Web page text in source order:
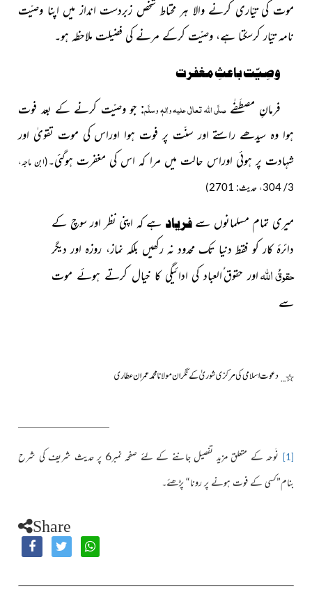
موت کی تیّاری کرنے والا ہر محتاط شخص زبردست انداز میں اپنا وصیّت
نامہ تیّار کرسکتا ہے، وصیّت کرکے مرنے کی فضیلت ملاحظہ ہو۔
وصِیّت باعثِ مغفرت
فرمانِ مصطَفٰےصلَّی اللہ تعالٰی علیہ واٰلہٖ وسلَّم: جو وصیّت کرنے کے بعد فوت
ہوا وہ سیدھے راستے اور سنّت پر فوت ہوا اوراس کی موت تقویٰ اور
شہادت پر ہوئی اوراس حالت میں مرا کہ اس کی مغفرت ہوگئی۔(ابن ماجہ،
3/ 304، حدیث: 2701)
میری تمام مسلمانوں سے فریاد ہے کہ اپنی نظر اور سوچ کے
دائرۂ کار کو فقط دنیا تک محدود نہ رکھیں بلکہ نماز، روزہ اور دیگر
حقوقُاللہاور حقوق ُالعباد کی ادائیگی کا خیال کرتے ہوئے موت
سے
٭…دعوت اسلامی کی مرکزی شوریٰ کے نگران مولانا محمد عمران عطاری
[1] نَوحہ کے متعلق مزید تفصیل جاننے کے لئے صفحہ نمبر6 پر حدیث شریف کی شرح
بنام”کسی کے فوت ہونے پر رونا“ پڑھئے۔
Share